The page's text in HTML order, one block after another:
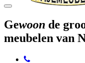
Toggle
Gewoon de
meubelen van